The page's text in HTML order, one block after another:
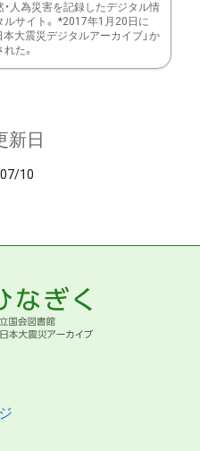
人為災害を記録したデジタル情
ルサイト。 *2017年1月20日に
本大震災デジタルアーカイブ」か
た。
新日
10